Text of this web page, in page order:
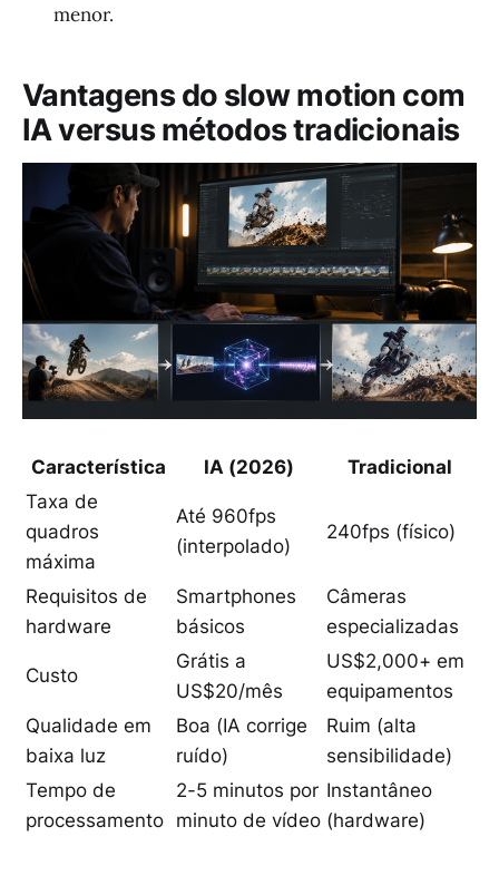
menor.
Vantagens do slow motion com
IA versus métodos tradicionais
Característica IA (2026)
Tradicional
Taxa de
quadros
máxima
Até 960fps
(interpolado)
240fps (físico)
Requisitos de
hardware
Smartphones
básicos
Câmeras
especializadas
Custo
Grátis a
US$20/mês
US$2,000+ em
equipamentos
Qualidade em
baixa luz
Boa (IA corrige
ruído)
Ruim (alta
sensibilidade)
Tempo de
processamento
2-5 minutos por
minuto de vídeo
Instantâneo
(hardware)